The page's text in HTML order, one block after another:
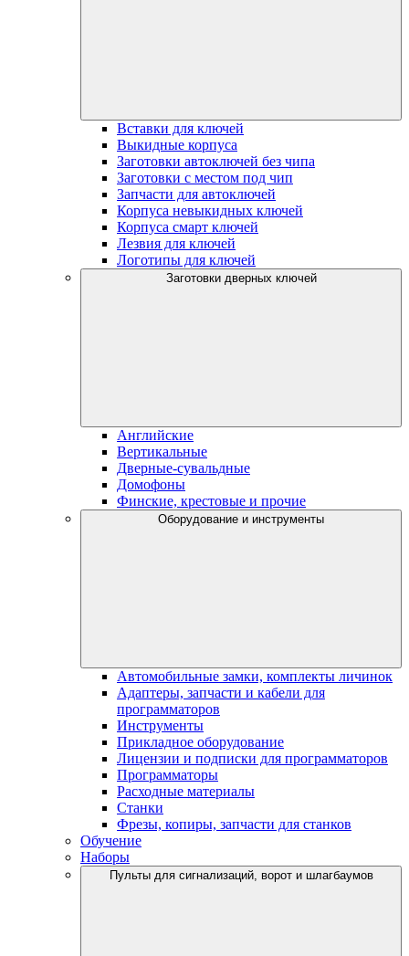
Вставки для ключей
Выкидные корпуса
Заготовки автоключей без чипа
Заготовки с местом под чип
Запчасти для автоключей
Корпуса невыкидных ключей
Корпуса смарт ключей
Лезвия для ключей
Логотипы для ключей
Заготовки дверных ключей
Английские
Вертикальные
Дверные-сувальдные
Домофоны
Финские, крестовые и прочие
Оборудование и инструменты
Автомобильные замки, комплекты личинок
Адаптеры, запчасти и кабели для
программаторов
Инструменты
Прикладное оборудование
Лицензии и подписки для программаторов
Программаторы
Расходные материалы
Станки
Фрезы, копиры, запчасти для станков
Обучение
Наборы
Пульты для сигнализаций, ворот и шлагбаумов